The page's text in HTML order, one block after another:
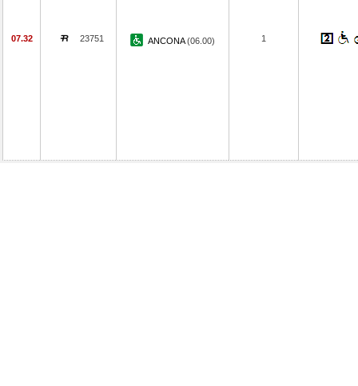
07.32 23751 ANCONA(06.00) 1